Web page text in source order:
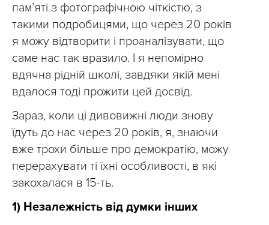
пам’яті з фотографічною чіткістю, з
такими подробицями, що через 20 років
я можу відтворити і проаналізувати, що
саме нас так вразило. І я непомірно
вдячна рідній школі, завдяки якій мені
вдалося тоді прожити цей досвід.
Зараз, коли ці дивовижні люди знову
їдуть до нас через 20 років, я, знаючи
вже трохи більше про демократію, можу
перерахувати ті їхні особливості, в які
закохалася в 15-ть.
1) Незалежність від думки інших